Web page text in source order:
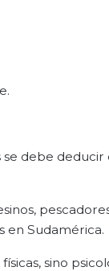
se debe deducir
en Sudamérica.
sino